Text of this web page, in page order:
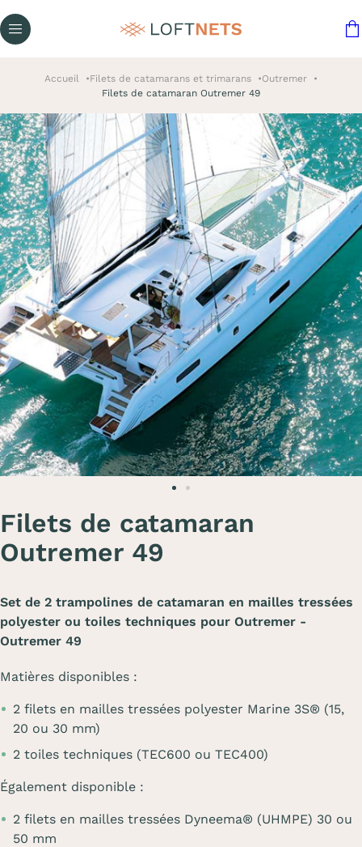
Accueil Filets de catamarans et trimarans
Outremer
Filets de catamaran Outremer 49
Filets de catamaran
Outremer 49
Set de 2 trampolines de catamaran en mailles tressées
polyester ou toiles techniques pour Outremer -
Outremer 49
Matières disponibles :
2 filets en mailles tressées polyester Marine 3S® (15,
20 ou 30 mm)
2 toiles techniques (TEC600 ou TEC400)
Également disponible :
2 filets en mailles tressées Dyneema® (UHMPE) 30 ou
50 mm